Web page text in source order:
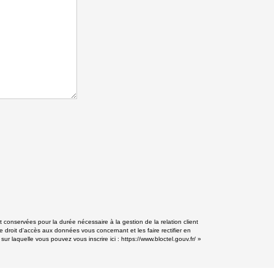
pour la durée nécessaire à la gestion de la relation client
d'accès aux données vous concernant et les faire rectifier en
laquelle vous pouvez vous inscrire ici : https://www.bloctel.gouv.fr/»